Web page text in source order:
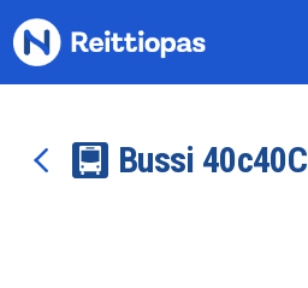
Siirry sisältöön
Bussi 40c40C